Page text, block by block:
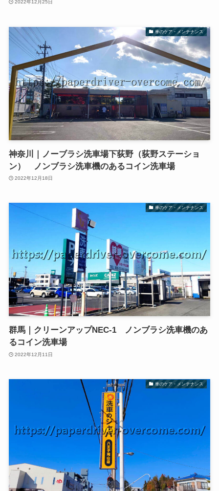
2022年12月25日
車のケア・メンテナンス
神奈川｜ノーブラシ洗車場下荻野（荻野ステーショ
ン） ノンブラシ洗車機のあるコイン洗車場
2022年12月18日
車のケア・メンテナンス
群馬｜クリーンアップNEC-1 ノンブラシ洗車機のあ
るコイン洗車場
2022年12月11日
車のケア・メンテナンス